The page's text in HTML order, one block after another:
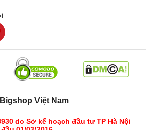
Việt Nam
do Sở kế hoạch đầu tư TP Hà Nội